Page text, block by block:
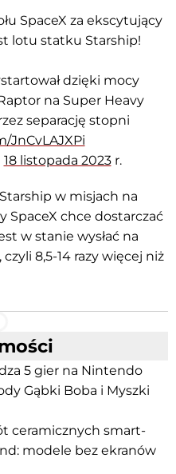
SpaceX za ekscytujący
lotu statku Starship!
dzięki mocy
na Super Heavy
separację stopni
JnCvLAJXPi
18 listopada 2023r.
w misjach na
SpaceX chce dostarczać
w stanie wysłać na
8,5-14 razy więcej niż
Telegram
5 gier na Nintendo
Gąbki Boba i Myszki
ceramicznych smart-
modele bez ekranów